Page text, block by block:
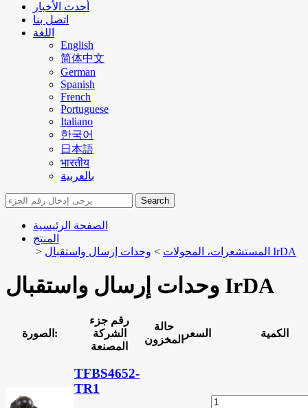
أحدث الأخبار
اتصل بنا
اللغة
English
简体中文
German
Spanish
French
Portuguese
Italiano
한국어
日本語
भारतीय
بالعربية
Search
الصفحة الرئيسية
المنتج
>
المستشعرات، المحولات > وحدات إرسال واستقبال IrDA
وحدات إرسال واستقبال IrDA
الصورة:
رقم جزء
الشركة
المصنعة
حالة
المخزون
السعر الكمية
TFBS4652-
TR1